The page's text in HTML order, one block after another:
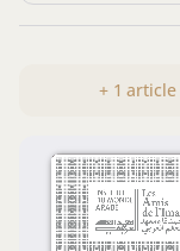
+ 1 article
Amis
l'IMA